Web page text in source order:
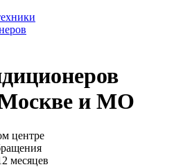
и МО
центре
месяцев